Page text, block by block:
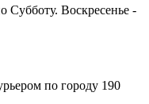
Субботу. Воскресенье -
по городу 190